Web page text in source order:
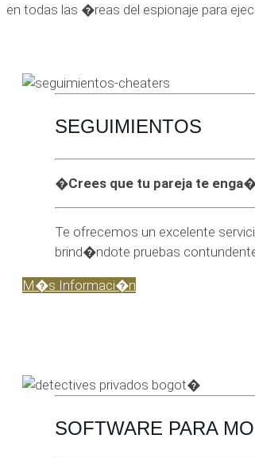
en todas las �reas del espionaje para
SEGUIMIENTOS
�Crees que tu pareja te
Te ofrecemos un excelente
brind�ndote pruebas
M�s Informaci�n
SOFTWARE PARA